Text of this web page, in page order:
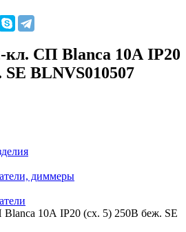
СП Blanca 10А IP20
SE BLNVS010507
диммеры
10А IP20 (сх. 5) 250В беж. SE